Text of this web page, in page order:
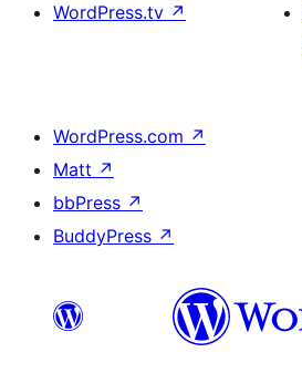
WordPress.tv ↗
WordPress.com ↗
Matt ↗
bbPress ↗
BuddyPress ↗